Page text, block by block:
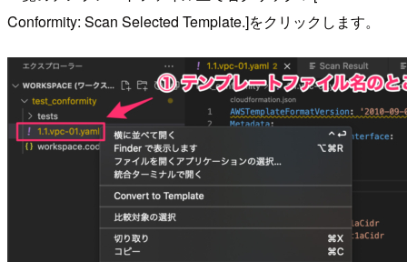
Conformity: Scan Selected Template.]をクリックします。